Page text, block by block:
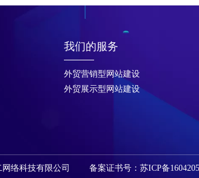
我们的服务
外贸营销型网站建设
外贸展示型网站建设
网络科技有限公司 备案证书号：苏ICP备